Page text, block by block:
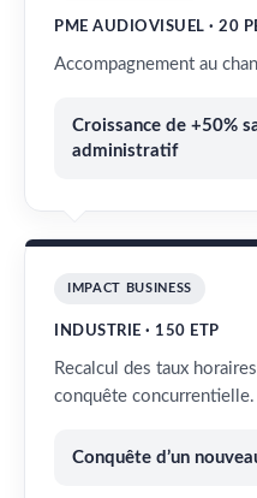
PME AUDIOVISUEL · 20
Accompagnement au
Croissance de +50%
administratif
IMPACT BUSINESS
INDUSTRIE · 150 ETP
Recalcul des taux
conquête concurrentielle.
Conquête d’un